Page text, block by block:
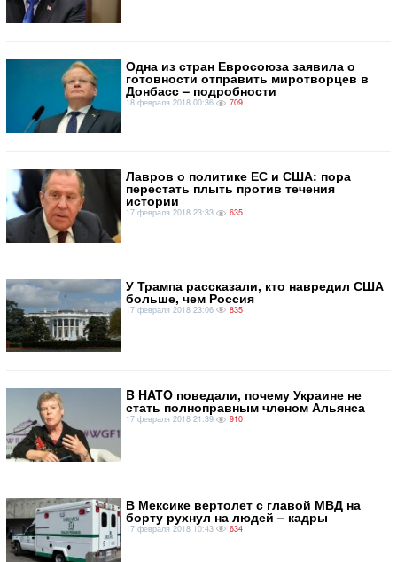
Одна из стран Евросоюза заявила о
готовности отправить миротворцев в
Донбасс – подробности
18 февраля 2018 00:36 709
Лавров о политике ЕС и США: пора
перестать плыть против течения
истории
17 февраля 2018 23:33 635
У Трампа рассказали, кто навредил США
больше, чем Россия
17 февраля 2018 23:06 835
​B HATO поведали, почему Украине не
стать полноправным членом Альянса
17 февраля 2018 21:39 910
В Мексике вертолет с главой МВД на
борту рухнул на людей – кадры
17 февраля 2018 10:43 634